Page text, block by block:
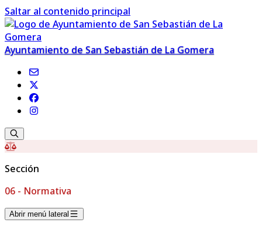
Saltar al contenido principal
Ayuntamiento de San Sebastián de La Gomera
Sección
06 - Normativa
Abrir menú lateral